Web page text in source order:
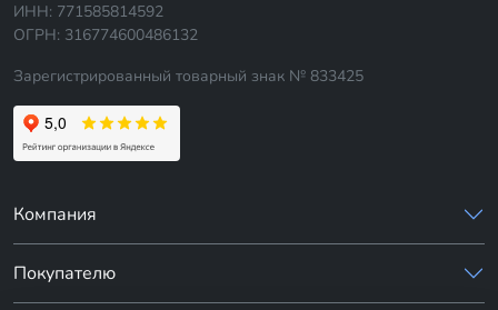
ИНН: 771585814592
ОГРН: 316774600486132
Зарегистрированный товарный знак № 833425
Компания
Покупателю